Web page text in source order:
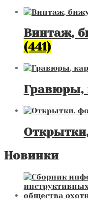
Винтаж,
(441)
Гравюры,
Новинки